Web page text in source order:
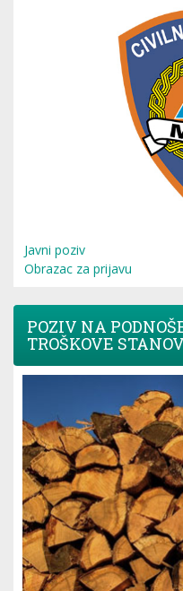
Javni poziv
Obrazac za prijavu
POZIV NA
TROŠKOVE